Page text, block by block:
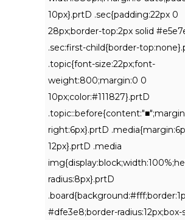
10px}.prtD .sec{padding:22px 0
28px;border-top:2px solid
.sec:first-child{border-
.topic{font-size:22px;font-
weight:800;margin:0 0
10px;color:#111827}.prtD
right:6px}.prtD
12px}.prtD .media
radius:8px}.prtD
#dfe3e8;border-